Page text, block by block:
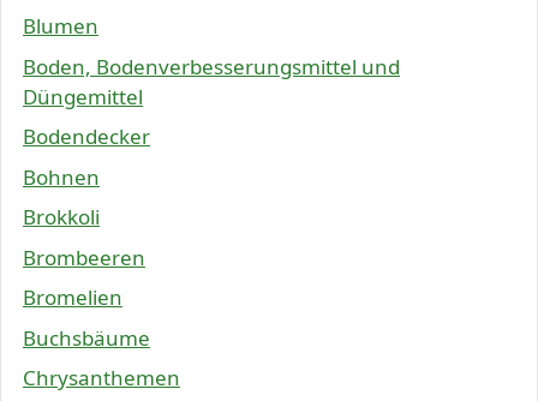
Blumen
Boden, Bodenverbesserungsmittel und
Düngemittel
Bodendecker
Bohnen
Brokkoli
Brombeeren
Bromelien
Buchsbäume
Chrysanthemen